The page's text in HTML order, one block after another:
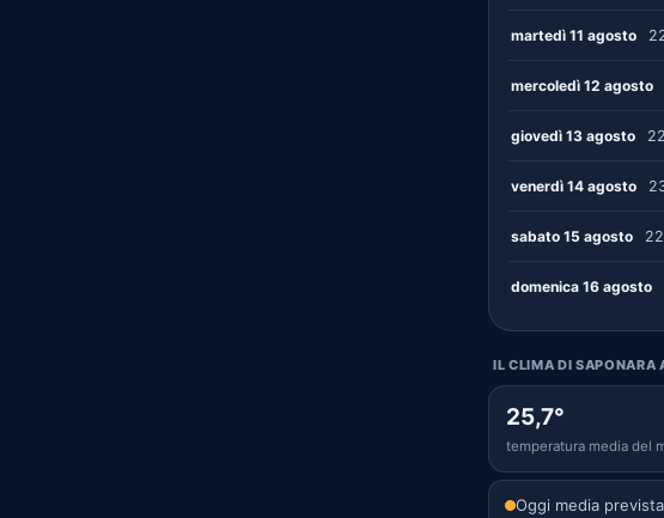
martedì 11 agosto
mercoledì 12 agosto
giovedì 13 agosto
venerdì 14 agosto
sabato 15 agosto
domenica 16 agosto
IL CLIMA DI SAPONARA
25,7°
temperatura media del
Oggi media